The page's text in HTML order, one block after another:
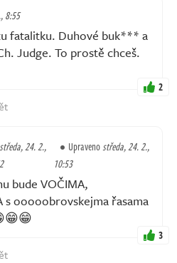
8:55
fatalitku. Duhové buk*** a
Judge. To prostě chceš.
2
středa, 24. 2.,
Upravenostředa, 24. 2.,
10:53
bude VOČIMA,
s ooooobrovskejma řasama
3